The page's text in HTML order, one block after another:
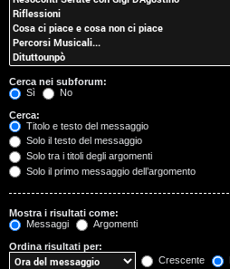
z
a
r
i
s
p
o
s
Cerca nei subforum:
Sì
No
Cerca:
Titolo e testo del messaggio
Solo il testo del messaggio
Solo tra i titoli degli argomenti
Solo il primo messaggio dell’argomento
Mostra i risultati come:
Messaggi
Argomenti
Ordina risultati per:
Crescente